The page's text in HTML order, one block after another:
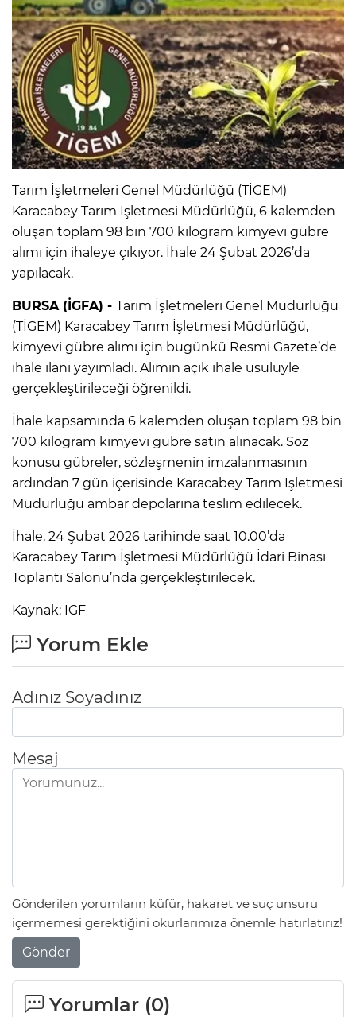
Tarım İşletmeleri Genel Müdürlüğü (TİGEM)
Karacabey Tarım İşletmesi Müdürlüğü, 6 kalemden
oluşan toplam 98 bin 700 kilogram kimyevi gübre
alımı için ihaleye çıkıyor. İhale 24 Şubat 2026’da
yapılacak.
BURSA (İGFA) - Tarım İşletmeleri Genel Müdürlüğü
(TİGEM) Karacabey Tarım İşletmesi Müdürlüğü,
kimyevi gübre alımı için bugünkü Resmi Gazete’de
ihale ilanı yayımladı. Alımın açık ihale usulüyle
gerçekleştirileceği öğrenildi.
İhale kapsamında 6 kalemden oluşan toplam 98 bin
700 kilogram kimyevi gübre satın alınacak. Söz
konusu gübreler, sözleşmenin imzalanmasının
ardından 7 gün içerisinde Karacabey Tarım İşletmesi
Müdürlüğü ambar depolarına teslim edilecek.
İhale, 24 Şubat 2026 tarihinde saat 10.00’da
Karacabey Tarım İşletmesi Müdürlüğü İdari Binası
Toplantı Salonu’nda gerçekleştirilecek.
Kaynak: IGF
Yorum Ekle
Adınız Soyadınız
Mesaj
Gönderilen yorumların küfür, hakaret ve suç unsuru
içermemesi gerektiğini okurlarımıza önemle hatırlatırız!
Gönder
Yorumlar (0)